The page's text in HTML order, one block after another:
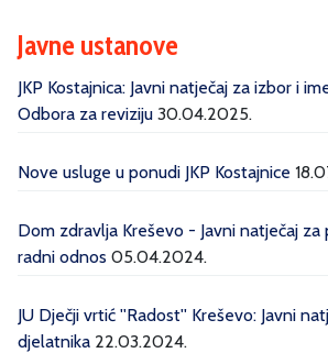
Javne ustanove
JKP Kostajnica: Javni natječaj za izbor i
Odbora za reviziju 30.04.2025.
Nove usluge u ponudi JKP Kostajnice
Dom zdravlja Kreševo - Javni natječaj za
radni odnos 05.04.2024.
JU Dječji vrtić ''Radost'' Kreševo: Javni
djelatnika 22.03.2024.